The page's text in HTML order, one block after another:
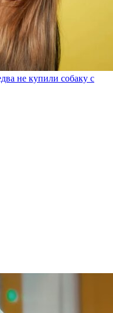
не купили собаку с